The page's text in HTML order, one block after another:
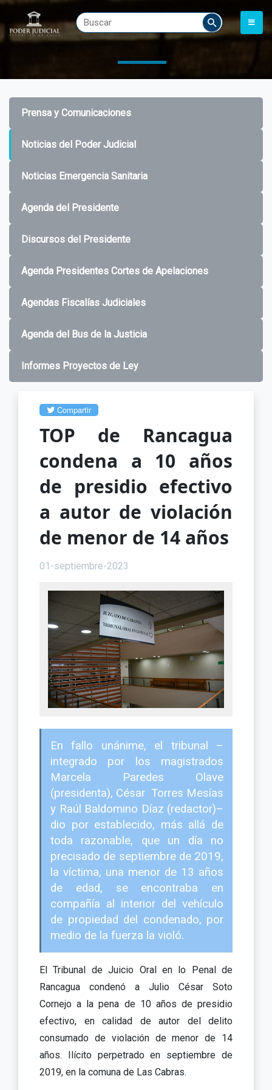
Prensa y Comunicaciones
Noticias del Poder Judicial
Noticias Emergencia Sanitaria
Agenda del Presidente
Discursos del Presidente
Agenda Presidentes Cortes de Apelaciones
Agendas Fiscalías Judiciales
Agenda del Bus de la Justicia
Informes Proyectos de Ley
Compartir
TOP de Rancagua
condena a 10 años
de presidio efectivo
a autor de violación
de menor de 14 años
01-septiembre-2023
En fallo unánime, el tribunal –
integrado por los magistrados
Marcela Paredes Olave
(presidenta), César Torres Mesías
y Raúl Baldomino Díaz (redactor)–
dio por establecido, más allá de
toda razonable, que un día no
precisado de septiembre de 2019,
la víctima, una menor de 13 años
de edad, se encontraba en
compañía al interior del vehículo
de propiedad del condenado, por
medio de la fuerza la violó.
El Tribunal de Juicio Oral en lo Penal de
Rancagua condenó a Julio César Soto
Cornejo a la pena de 10 años de presidio
efectivo, en calidad de autor del delito
consumado de violación de menor de 14
años. Ilícito perpetrado en septiembre de
2019, en la comuna de Las Cabras.